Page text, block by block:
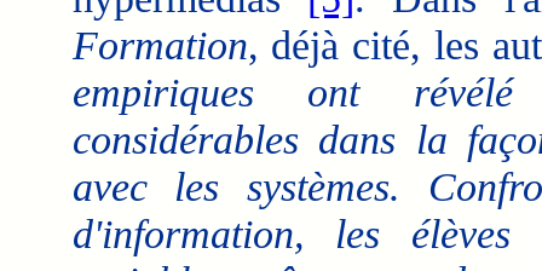
Formation, déjà cité, les
empiriques ont révélé
considérables dans la
avec les systèmes.
d'information, les